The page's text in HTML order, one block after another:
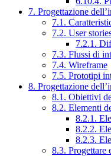
7. Progettazione
7.1.
7.2. User
7.2.1.
7.3. Flussi di
7.4. Wireframe
7.5. Prototipi
8. Progettazione
8.1. Obiettivi
8.2. Elementi
8.2.1.
8.2.2.
8.2.3.
8.3. Progettare